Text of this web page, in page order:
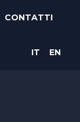
CONTATTI
IT EN